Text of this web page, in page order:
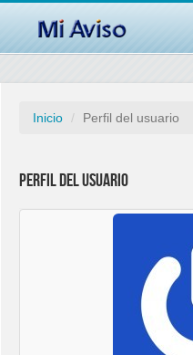
Inicio Perfil del usuario
Perfil del usuario